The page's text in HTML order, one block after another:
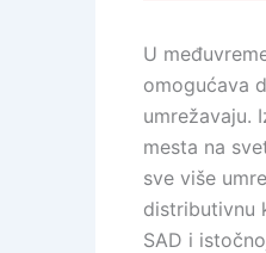
U
omogućava
umrežavaju.
mesta na
sve više
distributivnu
SAD i